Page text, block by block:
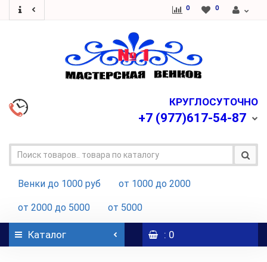
0 0
КРУГЛОСУТОЧНО
+7 (977)617-54-87
Венки до 1000 руб от 1000 до 2000
от 2000 до 5000 от 5000
Каталог : 0